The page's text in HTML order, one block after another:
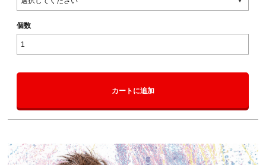
個数
カートに追加